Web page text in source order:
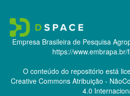
Empresa Brasileira de Pesquisa
https://www.embrapa.br/
O conteúdo do repositório está
Creative CommonsAtribuição -
4.0